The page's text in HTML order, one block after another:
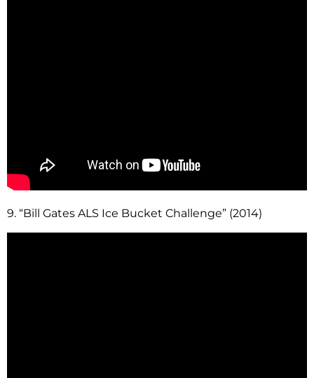
9. “Bill Gates ALS Ice Bucket Challenge” (2014)